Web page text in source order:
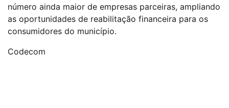
número ainda maior de empresas parceiras, ampliando
as oportunidades de reabilitação financeira para os
consumidores do município.
Codecom